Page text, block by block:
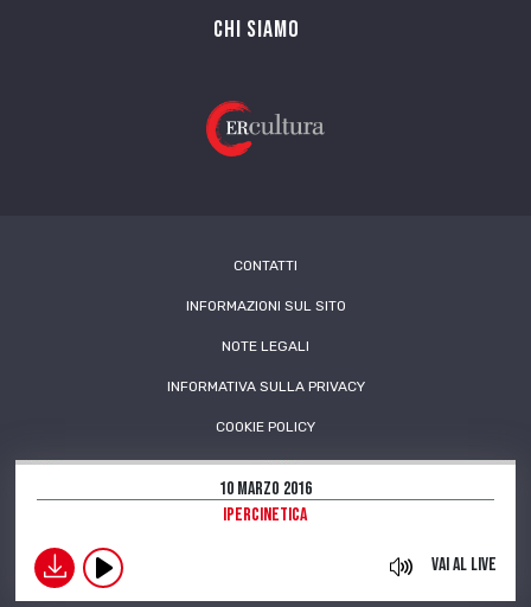
download
10 Marzo 2016
Ipercinetica
Vai al live
Chi siamo
CONTATTI
INFORMAZIONI SUL SITO
NOTE LEGALI
INFORMATIVA SULLA PRIVACY
COOKIE POLICY